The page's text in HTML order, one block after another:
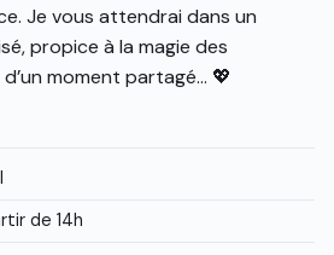
Je vous attendrai dans un
propice à la magie des
moment partagé… 💖
de 14h